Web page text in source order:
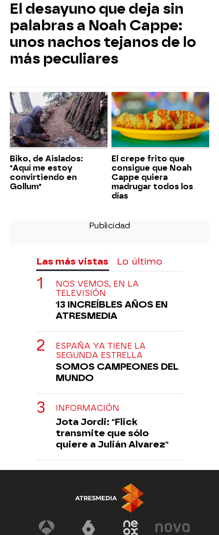
El desayuno que deja sin
palabras a Noah Cappe:
unos nachos tejanos de lo
más peculiares
Biko, de Aislados:
"Aquí me estoy
convirtiendo en
Gollum"
El crepe frito que
consigue que Noah
Cappe quiera
madrugar todos los
días
Las más vistas Lo último
NOS VEMOS, EN LA
TELEVISIÓN
13 INCREÍBLES AÑOS EN
ATRESMEDIA
ESPAÑA YA TIENE LA
SEGUNDA ESTRELLA
SOMOS CAMPEONES DEL
MUNDO
INFORMACIÓN
Jota Jordi: "Flick
transmite que sólo
quiere a Julián Alvarez"